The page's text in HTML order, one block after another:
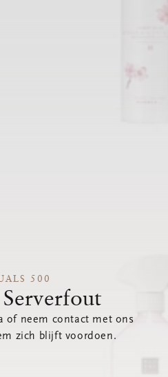
500
of neem contact met ons
zich blijft voordoen.